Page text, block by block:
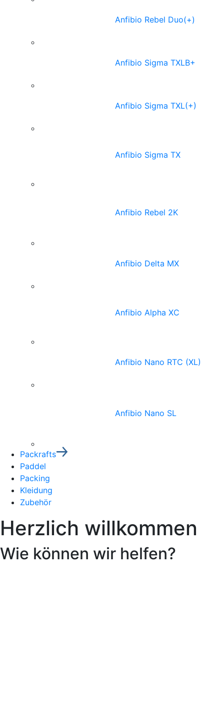
Anfibio Rebel Duo(+)
Anfibio Sigma TXLB+
Anfibio Sigma TXL(+)
Anfibio Sigma TX
Anfibio Rebel 2K
Anfibio Delta MX
Anfibio Alpha XC
Anfibio Nano RTC (XL)
Anfibio Nano SL
Packrafts
Paddel
Packing
Kleidung
Zubehör
Herzlich willkommen
Wie können wir helfen?